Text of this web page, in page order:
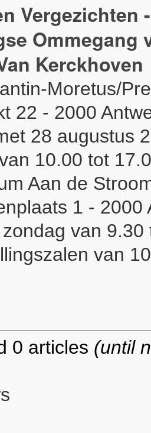
Vergezichten
Ommegang
Kerckhoven
Moretus/
22 - 2000
28 augustus
10.00 tot
Aan de
1 - 2000
van 9.30
van
0 articles (until